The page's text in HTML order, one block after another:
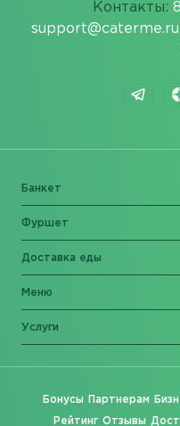
Контакты:
support@caterme.ru
Банкет
Фуршет
Доставка еды
Меню
Услуги
Бонусы Партнерам
Рейтинг Отзывы